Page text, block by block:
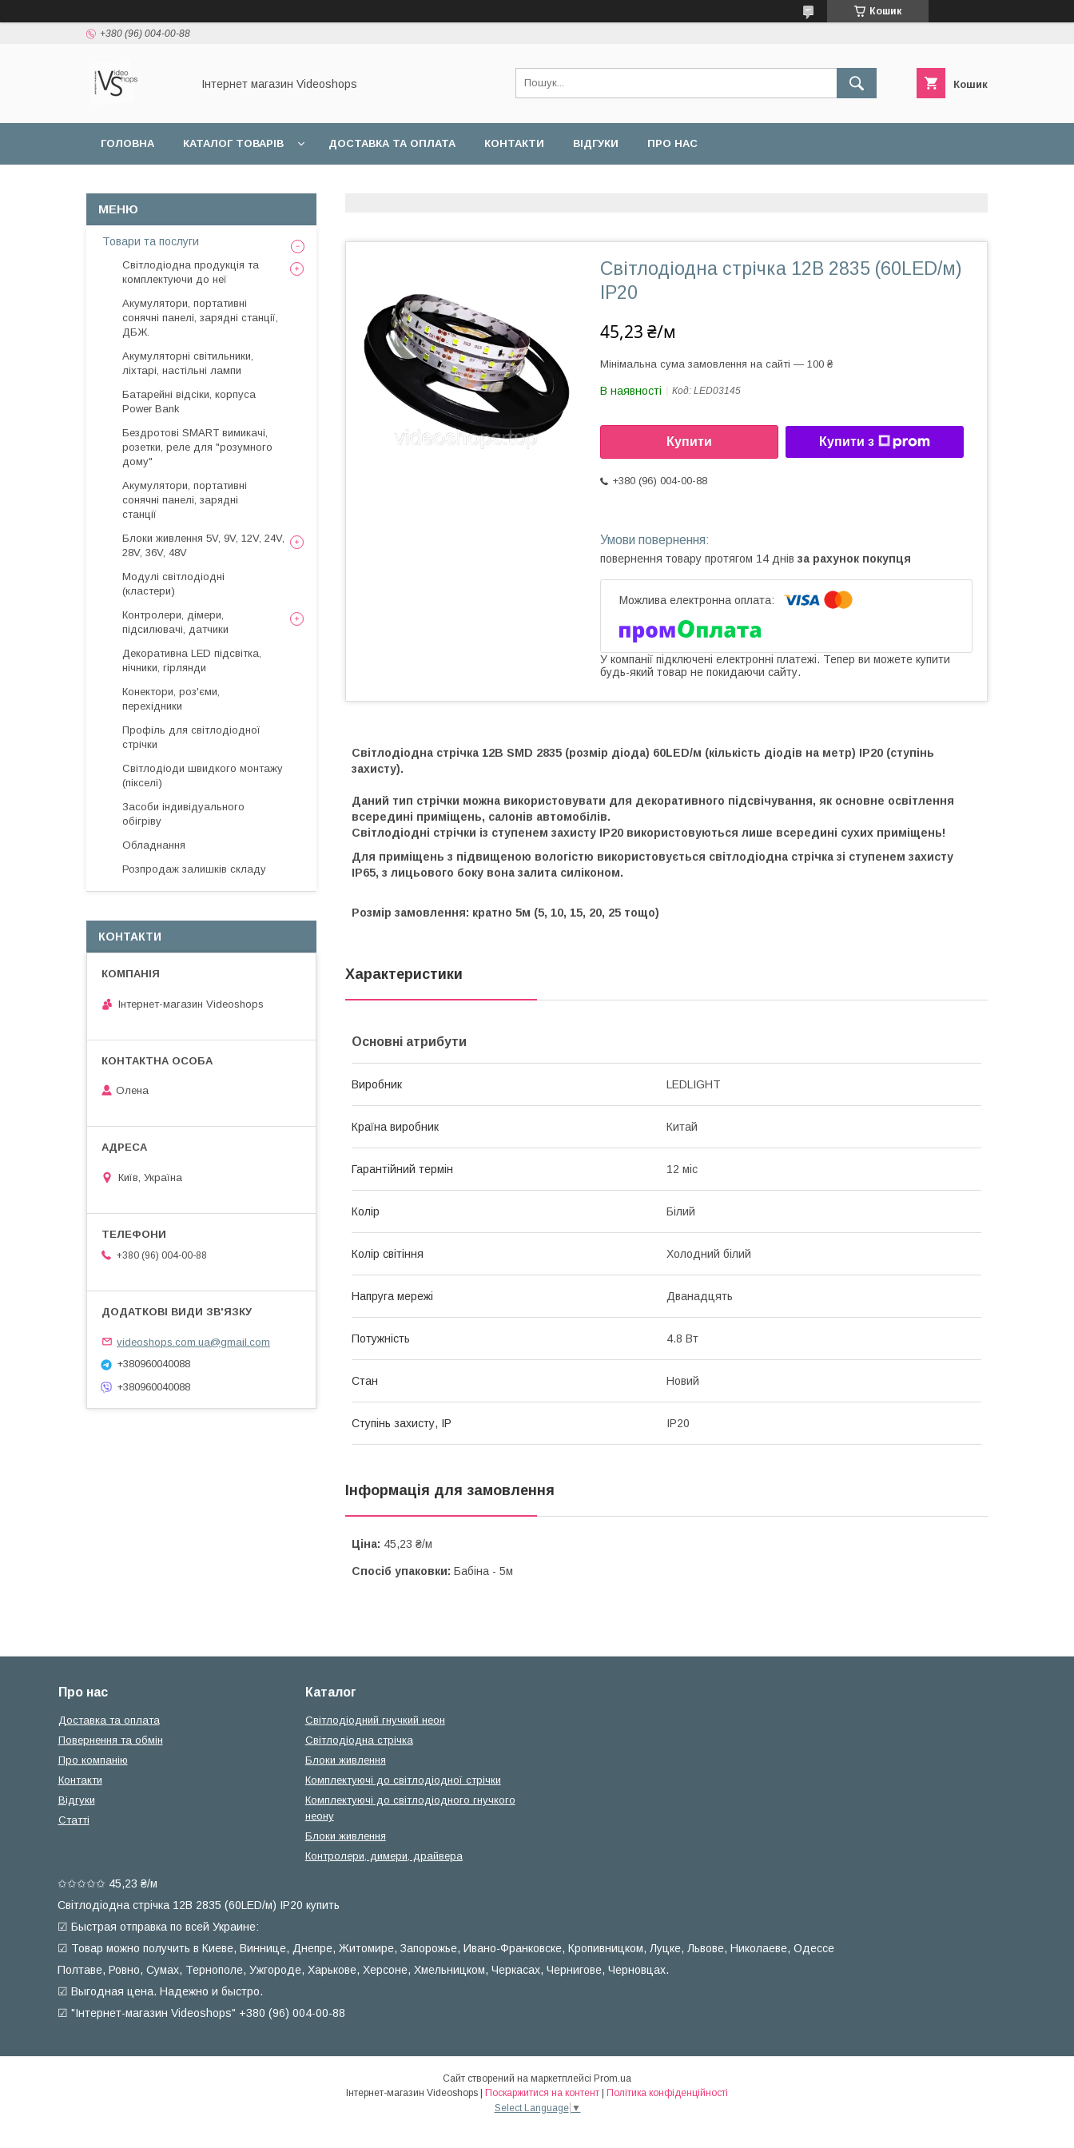
Кошик
+380 (96) 004-00-88
Інтернет магазин Videoshops Кошик
ГОЛОВНА КАТАЛОГ ТОВАРІВ ДОСТАВКА ТА ОПЛАТА КОНТАКТИ ВІДГУКИ ПРО НАС
Світлодіодна стрічка 12В 2835 (60LED/м)
IP20
45,23 ₴/м
Мінімальна сума замовлення на сайті — 100 ₴
В наявності Код: LED03145
Купити Купити з
+380 (96) 004-00-88
повернення товару протягом 14 днів за рахунок покупця
У компанії підключені електронні платежі. Тепер ви можете купити
будь-який товар не покидаючи сайту.
Світлодіодна стрічка 12В SMD 2835 (розмір діода) 60LED/м (кількість діодів на метр) IP20 (ступінь
захисту).
Даний тип стрічки можна використовувати для декоративного підсвічування, як основне освітлення
всередині приміщень, салонів автомобілів.
Світлодіодні стрічки із ступенем захисту IP20 використовуються лише всередині сухих приміщень!
Для приміщень з підвищеною вологістю використовується світлодіодна стрічка зі ступенем захисту
IP65, з лицьового боку вона залита силіконом.
Розмір замовлення: кратно 5м (5, 10, 15, 20, 25 тощо)
Характеристики
Основні атрибути
Виробник LEDLIGHT
Країна виробник Китай
Гарантійний термін 12 міс
Колір Білий
Колір світіння Холодний білий
Напруга мережі Дванадцять
Потужність 4.8 Вт
Стан Новий
Ступінь захисту, IP IP20
Інформація для замовлення
Ціна: 45,23 ₴/м
Спосіб упаковки: Бабіна - 5м
Товари та послуги
Світлодіодна продукція та
комплектуючи до неї
Акумулятори, портативні
сонячні панелі, зарядні станції,
ДБЖ.
Акумуляторні світильники,
ліхтарі, настільні лампи
Батарейні відсіки, корпуса
Power Bank
Бездротові SMART вимикачі,
розетки, реле для "розумного
дому"
Акумулятори, портативні
сонячні панелі, зарядні
станції
Блоки живлення 5V, 9V, 12V, 24V,
28V, 36V, 48V
Модулі світлодіодні
(кластери)
Контролери, дімери,
підсилювачі, датчики
Декоративна LED підсвітка,
нічники, гірлянди
Конектори, роз'єми,
перехідники
Профіль для світлодіодної
стрічки
Світлодіоди швидкого монтажу
(пікселі)
Засоби індивідуального
обігріву
Обладнання
Розпродаж залишків складу
КОНТАКТИ
Інтернет-магазин Videoshops
Олена
Київ, Україна
+380 (96) 004-00-88
videoshops.com.ua@gmail.com
+380960040088
+380960040088
Про нас
Доставка та оплата
Повернення та обмін
Про компанію
Контакти
Відгуки
Статті
Каталог
Світлодіодний гнучкий неон
Світлодіодна стрічка
Блоки живлення
Комплектуючі до світлодіодної стрічки
Комплектуючі до світлодіодного гнучкого
неону
Блоки живлення
Контролери, димери, драйвера
✩✩✩✩✩ 45,23 ₴/м
Світлодіодна стрічка 12В 2835 (60LED/м) IP20 купить
☑ Быстрая отправка по всей Украине:
☑ Товар можно получить в Киеве, Виннице, Днепре, Житомире, Запорожье, Ивано-Франковске, Кропивницком, Луцке, Львове, Николаеве, Одессе
Полтаве, Ровно, Сумах, Тернополе, Ужгороде, Харькове, Херсоне, Хмельницком, Черкасах, Чернигове, Черновцах.
☑ Выгодная цена. Надежно и быстро.
☑ "Інтернет-магазин Videoshops" +380 (96) 004-00-88
Сайт створений на маркетплейсі Prom.ua
Інтернет-магазин Videoshops | Поскаржитися на контент | Політика конфіденційності
Select Language ▼